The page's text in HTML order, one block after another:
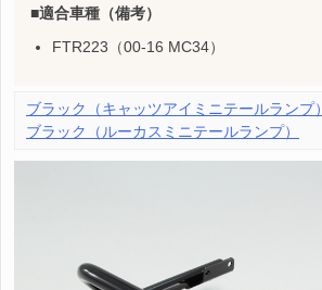
適合車種（備考）
FTR223（00-16 MC34）
ブラック（キャッツアイミニテールランプ）
ブラック（ルーカスミニテールランプ）